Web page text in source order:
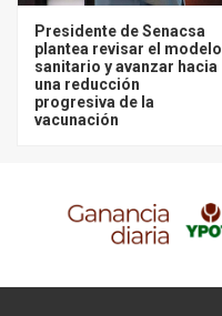
Presidente de Senacsa
plantea revisar el modelo
sanitario y avanzar hacia
una reducción
progresiva de la
vacunación